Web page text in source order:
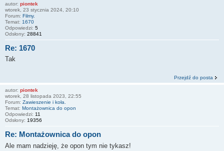
autor: piontek
wtorek, 23 stycznia 2024, 20:10
Forum: Filmy.
Temat: 1670
Odpowiedzi: 5
Odsłony: 28841
Re: 1670
Tak
Przejdź do posta
autor: piontek
wtorek, 28 listopada 2023, 22:55
Forum: Zawieszenie i koła.
Temat: Montażownica do opon
Odpowiedzi: 11
Odsłony: 19356
Re: Montażownica do opon
Ale mam nadzieję, że opon tym nie tykasz!